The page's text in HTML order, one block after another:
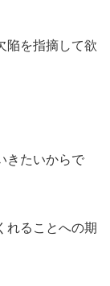
陥を指摘して欲
きたいからで
れることへの期